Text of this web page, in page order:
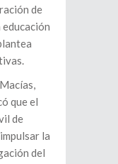
de
que el
de
la
del